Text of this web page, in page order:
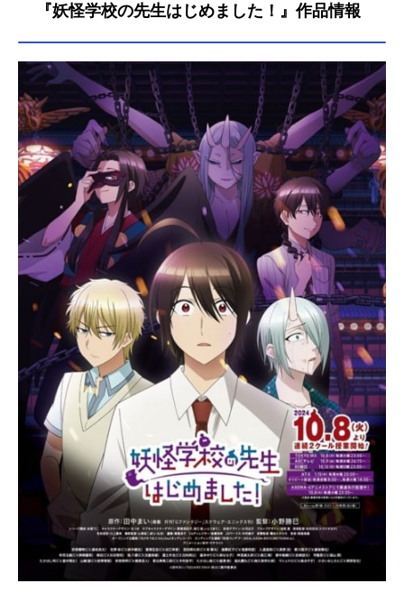
『妖怪学校の先生はじめました！』作品情報